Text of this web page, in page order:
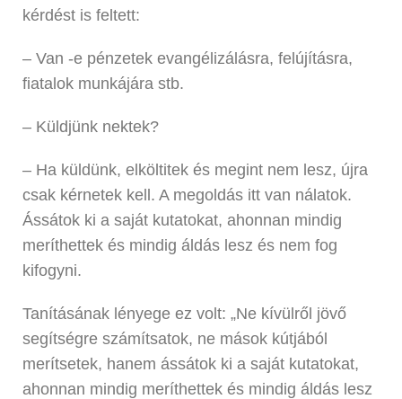
kérdést is feltett:
– Van -e pénzetek evangélizálásra, felújításra,
fiatalok munkájára stb.
– Küldjünk nektek?
– Ha küldünk, elköltitek és megint nem lesz, újra
csak kérnetek kell. A megoldás itt van nálatok.
Ássátok ki a saját kutatokat, ahonnan mindig
meríthettek és mindig áldás lesz és nem fog
kifogyni.
Tanításának lényege ez volt: „Ne kívülről jövő
segítségre számítsatok, ne mások kútjából
merítsetek, hanem ássátok ki a saját kutatokat,
ahonnan mindig meríthettek és mindig áldás lesz